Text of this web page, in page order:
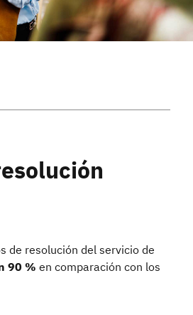
de resolución del servicio de
90 % en comparación con los